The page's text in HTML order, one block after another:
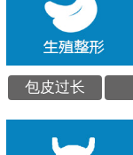
包皮过长